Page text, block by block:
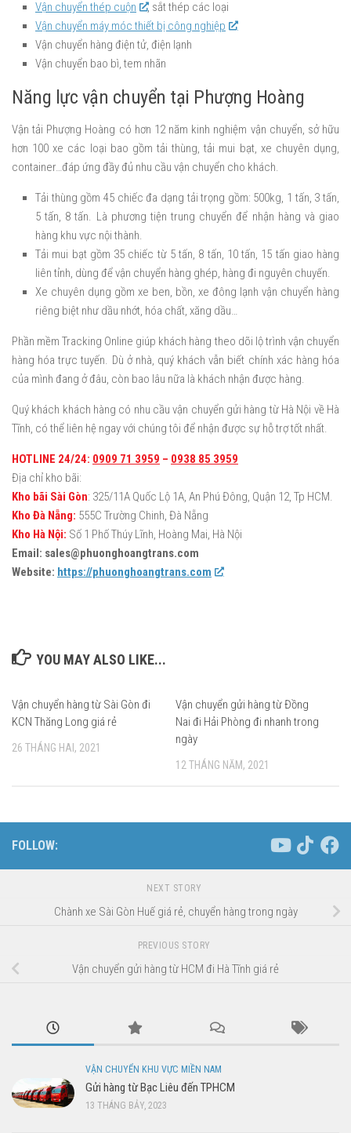
Vận chuyển thép cuộn
, sắt thép các loại
Vận chuyển máy móc thiết bị công nghiệp
Vận chuyển hàng điện tử, điện lạnh
Vận chuyển bao bì, tem nhãn
Năng lực vận chuyển tại Phượng Hoàng
Vận tải Phượng Hoàng có hơn 12 năm kinh nghiệm vận chuyển, sở hữu
hơn 100 xe các loại bao gồm tải thùng, tải mui bạt, xe chuyên dụng,
container…đáp ứng đầy đủ nhu cầu vận chuyển cho khách.
Tải thùng gồm 45 chiếc đa dạng tải trọng gồm: 500kg, 1 tấn, 3 tấn,
5 tấn, 8 tấn. Là phương tiện trung chuyển để nhận hàng và giao
hàng khu vực nội thành.
Tải mui bạt gồm 35 chiếc từ 5 tấn, 8 tấn, 10 tấn, 15 tấn giao hàng
liên tỉnh, dùng để vận chuyển hàng ghép, hàng đi nguyên chuyến.
Xe chuyên dụng gồm xe ben, bồn, xe đông lạnh vận chuyển hàng
riêng biệt như dầu nhớt, hóa chất, xăng dầu…
Phần mềm Tracking Online giúp khách hàng theo dõi lộ trình vận chuyển
hàng hóa trực tuyến. Dù ở nhà, quý khách vẫn biết chính xác hàng hóa
của mình đang ở đâu, còn bao lâu nữa là khách nhận được hàng.
Quý khách khách hàng có nhu cầu vận chuyển gửi hàng từ Hà Nội về Hà
Tĩnh, có thể liên hệ ngay với chúng tôi để nhận được sự hỗ trợ tốt nhất.
HOTLINE 24/24: 0909 71 3959 – 0938 85 3959
Địa chỉ kho bãi:
Kho bãi Sài Gòn: 325/11A Quốc Lộ 1A, An Phú Đông, Quận 12, Tp HCM.
Kho Đà Nẵng: 555C Trường Chinh, Đà Nẵng
Kho Hà Nội: Số 1 Phố Thúy Lĩnh, Hoàng Mai, Hà Nội
Email: sales@phuonghoangtrans.com
Website: https://phuonghoangtrans.com
YOU MAY ALSO LIKE...
Vận chuyển hàng từ Sài Gòn đi
KCN Thăng Long giá rẻ
26 THÁNG HAI, 2021
Vận chuyển gửi hàng từ Đồng
Nai đi Hải Phòng đi nhanh trong
ngày
12 THÁNG NĂM, 2021
FOLLOW:
NEXT STORY
Chành xe Sài Gòn Huế giá rẻ, chuyển hàng trong ngày
PREVIOUS STORY
Vận chuyển gửi hàng từ HCM đi Hà Tĩnh giá rẻ
VẬN CHUYỂN KHU VỰC MIỀN NAM
Gửi hàng từ Bạc Liêu đến TPHCM
13 THÁNG BẢY, 2023